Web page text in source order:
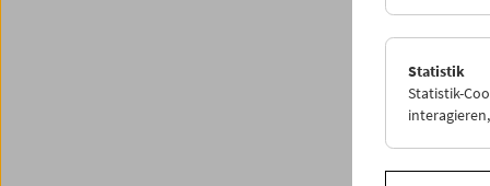
Statistik
Statistik-